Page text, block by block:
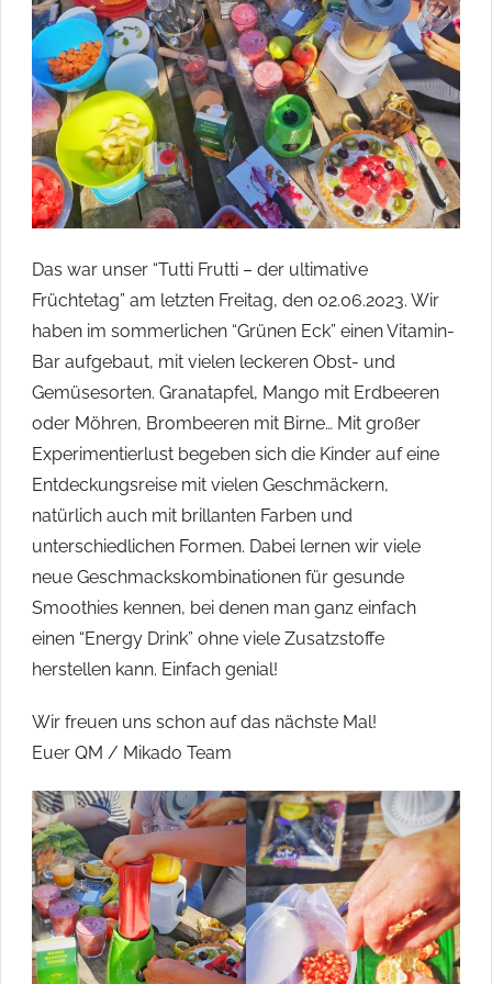
ihren
Heimatorten
Havelland
engagieren
beteiligen
wollten.
Das war unser “Tutti Frutti – der ultimative
Früchtetag” am letzten Freitag, den 02.06.2023. Wir
haben im sommerlichen “Grünen Eck” einen Vitamin-
Bar aufgebaut, mit vielen leckeren Obst- und
Gemüsesorten. Granatapfel, Mango mit Erdbeeren
oder Möhren, Brombeeren mit Birne… Mit großer
Experimentierlust begeben sich die Kinder auf eine
Entdeckungsreise mit vielen Geschmäckern,
natürlich auch mit brillanten Farben und
unterschiedlichen Formen. Dabei lernen wir viele
neue Geschmackskombinationen für gesunde
Smoothies kennen, bei denen man ganz einfach
einen “Energy Drink” ohne viele Zusatzstoffe
herstellen kann. Einfach genial!
Wir freuen uns schon auf das nächste Mal!
Euer QM / Mikado Team